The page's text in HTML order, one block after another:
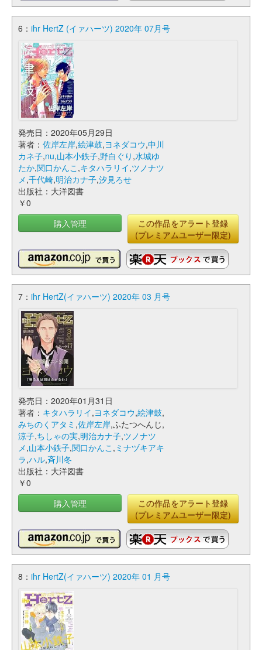
6： ihr HertZ (イァハーツ) 2020年 07月号
発売日：2020年05月29日
著者： 佐岸左岸,絵津鼓,ヨネダコウ,中川
カネ子,nu,山本小鉄子,野白ぐり ,水城ゆ
たか,関口かんこ ,キタハラリイ,ツノナツ
メ,千代崎,明治カナ子,汐見ろせ
出版社：大洋図書
￥0
購入管理
この作品をアラート登録
(プレミアムユーザー限定)
7： ihr HertZ(イァハーツ) 2020年 03 月号
発売日：2020年01月31日
著者： キタハラリイ,ヨネダコウ,絵津鼓,
みちのくアタミ ,佐岸左岸,ふたつへんじ,
涼子,ちしゃの実,明治カナ子,ツノナツ
メ,山本小鉄子,関口かんこ , ミナヅキアキ
ラ,ハル,斉川冬
出版社：大洋図書
￥0
購入管理
この作品をアラート登録
(プレミアムユーザー限定)
8： ihr HertZ(イァハーツ) 2020年 01 月号